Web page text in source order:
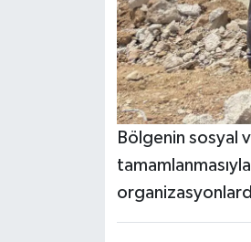
Bölgenin sosyal